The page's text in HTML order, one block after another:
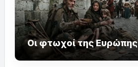
Οι φτωχοί της Ευρώπης